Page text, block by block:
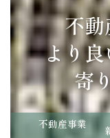
不
より
寄
不動産事業